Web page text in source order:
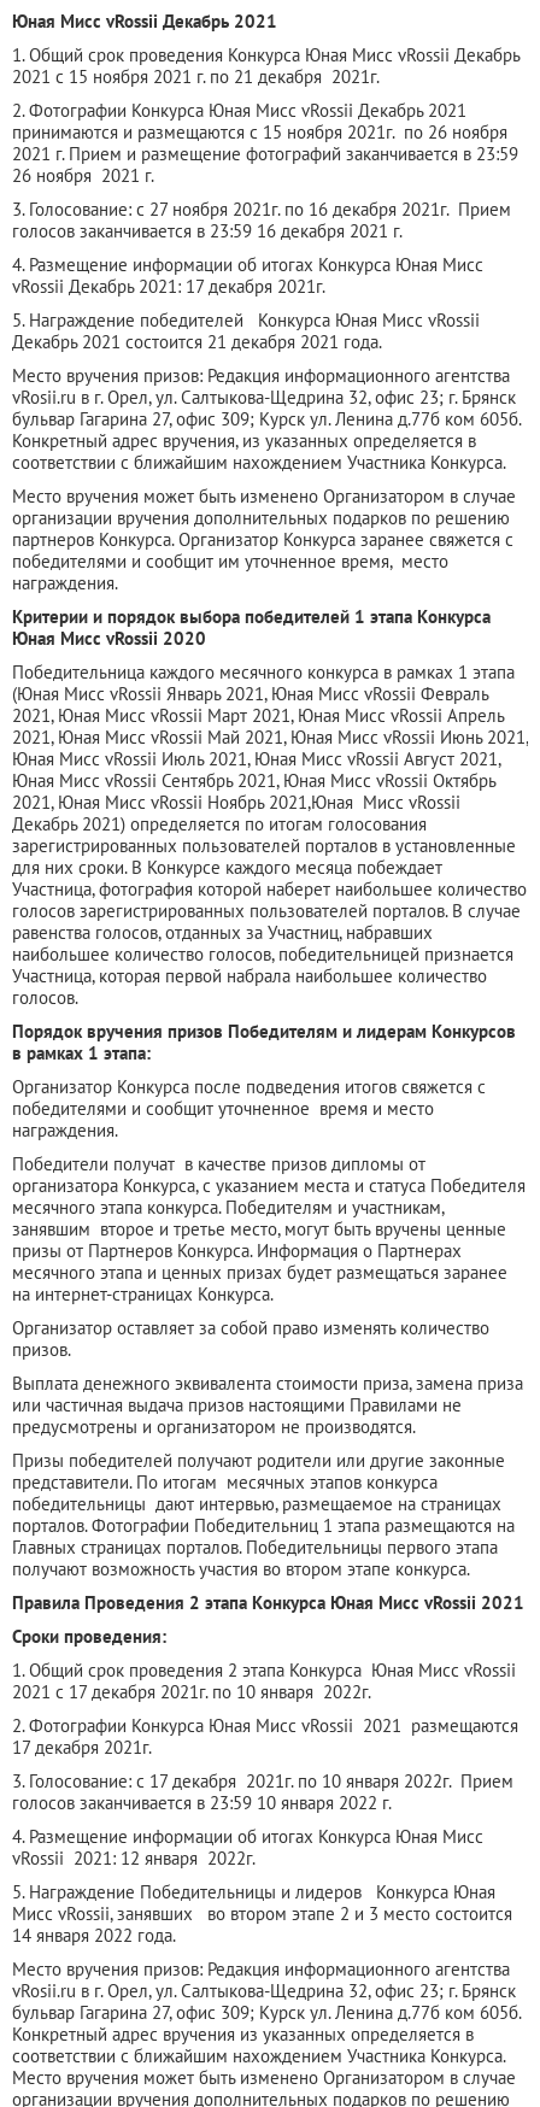
Юная Мисс vRossii Декабрь 2021
1. Общий срок проведения Конкурса Юная Мисс vRossii Декабрь
2021 с 15 ноября 2021 г. по 21 декабря 2021г.
2. Фотографии Конкурса Юная Мисс vRossii Декабрь 2021
принимаются и размещаются с 15 ноября 2021г. по 26 ноября
2021 г. Прием и размещение фотографий заканчивается в 23:59
26 ноября 2021 г.
3. Голосование: с 27 ноября 2021г. по 16 декабря 2021г. Прием
голосов заканчивается в 23:59 16 декабря 2021 г.
4. Размещение информации об итогах Конкурса Юная Мисс
vRossii Декабрь 2021: 17 декабря 2021г.
5. Награждение победителей Конкурса Юная Мисс vRossii
Декабрь 2021 состоится 21 декабря 2021 года.
Место вручения призов: Редакция информационного агентства
vRosii.ru в г. Орел, ул. Салтыкова-Щедрина 32, офис 23; г. Брянск
бульвар Гагарина 27, офис 309; Курск ул. Ленина д.77б ком 605б.
Конкретный адрес вручения, из указанных определяется в
соответствии с ближайшим нахождением Участника Конкурса.
Место вручения может быть изменено Организатором в случае
организации вручения дополнительных подарков по решению
партнеров Конкурса. Организатор Конкурса заранее свяжется с
победителями и сообщит им уточненное время, место
награждения.
Критерии и порядок выбора победителей 1 этапа Конкурса
Юная Мисс vRossii 2020
Победительница каждого месячного конкурса в рамках 1 этапа
(Юная Мисс vRossii Январь 2021, Юная Мисс vRossii Февраль
2021, Юная Мисс vRossii Март 2021, Юная Мисс vRossii Апрель
2021, Юная Мисс vRossii Май 2021, Юная Мисс vRossii Июнь 2021,
Юная Мисс vRossii Июль 2021, Юная Мисс vRossii Август 2021,
Юная Мисс vRossii Сентябрь 2021, Юная Мисс vRossii Октябрь
2021, Юная Мисс vRossii Ноябрь 2021,Юная Мисс vRossii
Декабрь 2021) определяется по итогам голосования
зарегистрированных пользователей порталов в установленные
для них сроки. В Конкурсе каждого месяца побеждает
Участница, фотография которой наберет наибольшее количество
голосов зарегистрированных пользователей порталов. В случае
равенства голосов, отданных за Участниц, набравших
наибольшее количество голосов, победительницей признается
Участница, которая первой набрала наибольшее количество
голосов.
Порядок вручения призов Победителям и лидерам Конкурсов
в рамках 1 этапа:
Организатор Конкурса после подведения итогов свяжется с
победителями и сообщит уточненное время и место
награждения.
Победители получат в качестве призов дипломы от
организатора Конкурса, с указанием места и статуса Победителя
месячного этапа конкурса. Победителям и участникам,
занявшим второе и третье место, могут быть вручены ценные
призы от Партнеров Конкурса. Информация о Партнерах
месячного этапа и ценных призах будет размещаться заранее
на интернет-страницах Конкурса.
Организатор оставляет за собой право изменять количество
призов.
Выплата денежного эквивалента стоимости приза, замена приза
или частичная выдача призов настоящими Правилами не
предусмотрены и организатором не производятся.
Призы победителей получают родители или другие законные
представители. По итогам месячных этапов конкурса
победительницы дают интервью, размещаемое на страницах
порталов. Фотографии Победительниц 1 этапа размещаются на
Главных страницах порталов. Победительницы первого этапа
получают возможность участия во втором этапе конкурса.
Правила Проведения 2 этапа Конкурса Юная Мисс vRossii 2021
Сроки проведения:
1. Общий срок проведения 2 этапа Конкурса Юная Мисс vRossii
2021 с 17 декабря 2021г. по 10 января 2022г.
2. Фотографии Конкурса Юная Мисс vRossii 2021 размещаются
17 декабря 2021г.
3. Голосование: с 17 декабря 2021г. по 10 января 2022г. Прием
голосов заканчивается в 23:59 10 января 2022 г.
4. Размещение информации об итогах Конкурса Юная Мисс
vRossii 2021: 12 января 2022г.
5. Награждение Победительницы и лидеров Конкурса Юная
Мисс vRossii, занявших во втором этапе 2 и 3 место состоится
14 января 2022 года.
Место вручения призов: Редакция информационного агентства
vRosii.ru в г. Орел, ул. Салтыкова-Щедрина 32, офис 23; г. Брянск
бульвар Гагарина 27, офис 309; Курск ул. Ленина д.77б ком 605б.
Конкретный адрес вручения из указанных определяется в
соответствии с ближайшим нахождением Участника Конкурса.
Место вручения может быть изменено Организатором в случае
организации вручения дополнительных подарков по решению